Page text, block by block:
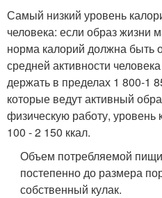
Самый низкий уровень
человека: если образ жизни
норма калорий должна быть
средней активности
держать в пределах 1 800-1
которые ведут активный
физическую работу, уровень
100 - 2 150 ккал.
Объем потребляемой пищи
постепенно до размера
собственный кулак.